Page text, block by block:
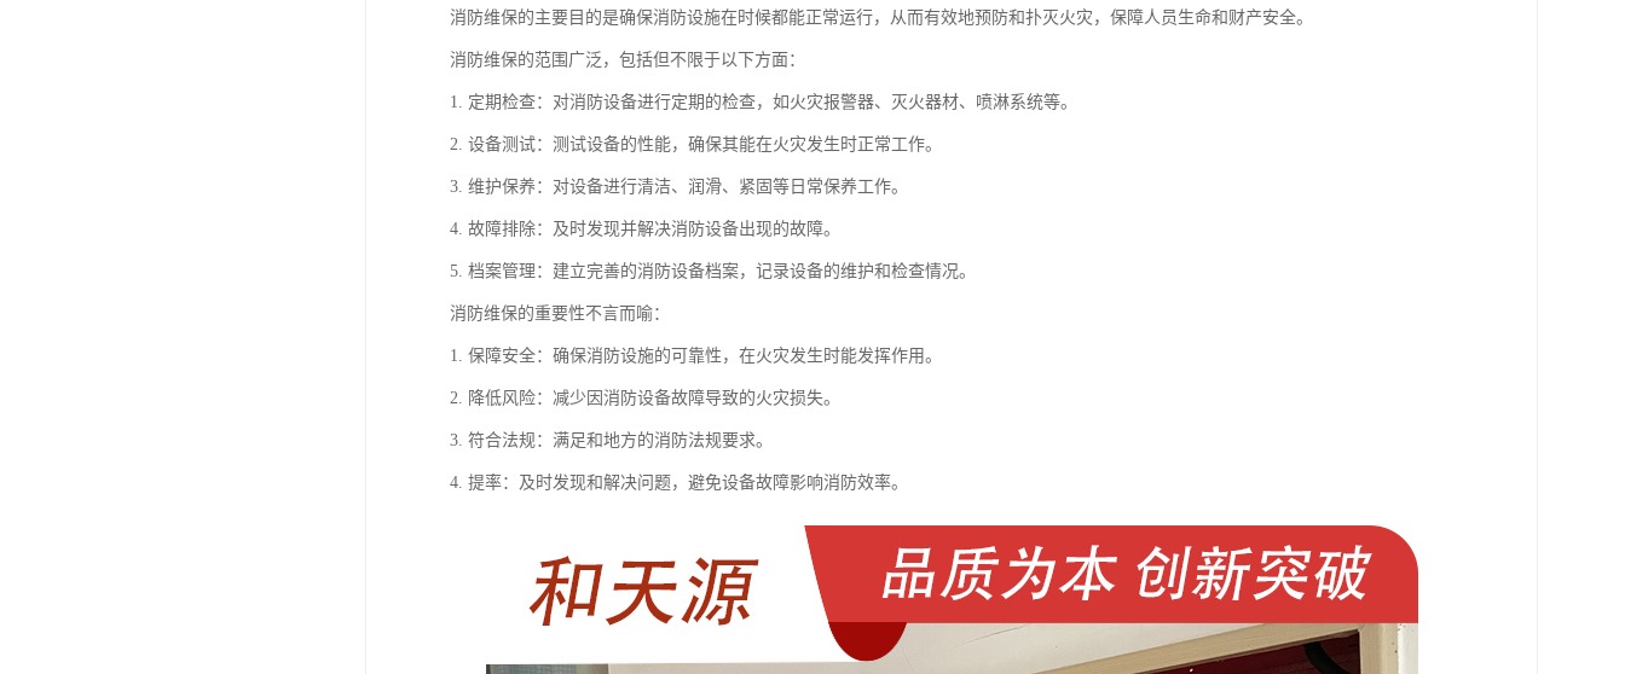
消防维保的主要目的是确保消防设施在时候都能正常运行，从而有效地预防和扑灭火灾，保障人员生命和财产安全。
消防维保的范围广泛，包括但不限于以下方面：
1. 定期检查：对消防设备进行定期的检查，如火灾报警器、灭火器材、喷淋系统等。
2. 设备测试：测试设备的性能，确保其能在火灾发生时正常工作。
3. 维护保养：对设备进行清洁、润滑、紧固等日常保养工作。
4. 故障排除：及时发现并解决消防设备出现的故障。
5. 档案管理：建立完善的消防设备档案，记录设备的维护和检查情况。
消防维保的重要性不言而喻：
1. 保障安全：确保消防设施的可靠性，在火灾发生时能发挥作用。
2. 降低风险：减少因消防设备故障导致的火灾损失。
3. 符合法规：满足和地方的消防法规要求。
4. 提率：及时发现和解决问题，避免设备故障影响消防效率。